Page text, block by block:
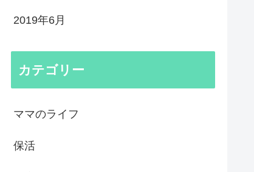
2019年6月
カテゴリー
ママのライフ
保活